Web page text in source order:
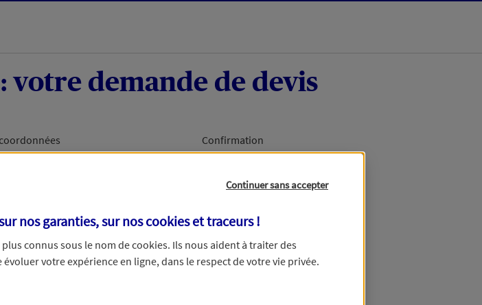
votre demande de devis
Confirmation
nous avons
Continuer sans accepter
nos garanties, sur noscookies et traceurs!
connus sous le nom decookies. Ils nous aident à traiter des
votre expérience en ligne, dans le respect de votre vie privée.